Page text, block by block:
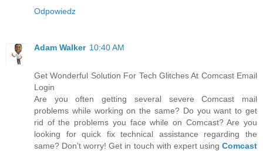
Odpowiedz
Adam Walker 10:40 AM
Get Wonderful Solution For Tech Glitches At Comcast Email
Login
Are you often getting several severe Comcast mail
problems while working on the same? Do you want to get
rid of the problems you face while on Comcast? Are you
looking for quick fix technical assistance regarding the
same? Don’t worry! Get in touch with expert using Comcast